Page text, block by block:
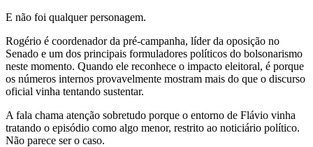
E não foi qualquer personagem.
Rogério é coordenador da pré-campanha, líder da oposição no
Senado e um dos principais formuladores políticos do bolsonarismo
neste momento. Quando ele reconhece o impacto eleitoral, é porque
os números internos provavelmente mostram mais do que o discurso
oficial vinha tentando sustentar.
A fala chama atenção sobretudo porque o entorno de Flávio vinha
tratando o episódio como algo menor, restrito ao noticiário político.
Não parece ser o caso.